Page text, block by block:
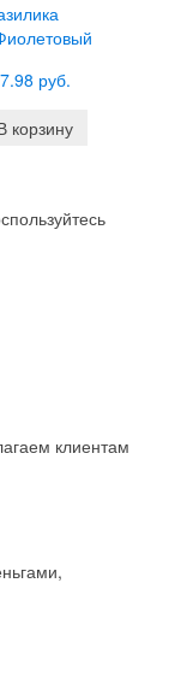
руб.
корзину
клиентам